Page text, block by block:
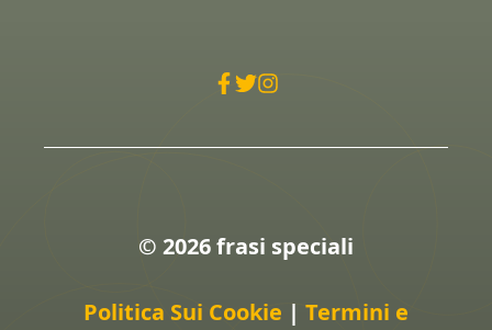
© 2026 frasi speciali
Politica Sui Cookie | Termini e